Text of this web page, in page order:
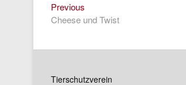
Beitragsnavigation
Previous
post:
Cheese und Twist
Tierschutzverein